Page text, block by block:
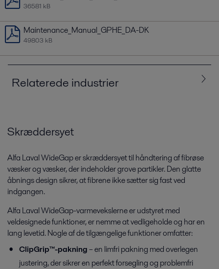
36581 kB
Maintenance_Manual_GPHE_DA-DK
49803 kB
Relaterede industrier
Pulp og papir Vand- og affaldsbehandling
Skræddersyet
Alfa Laval WideGap er skræddersyet til håndtering af fibrøse
væskerog væsker, der indeholder grove partikler. Den glatte
åbnings design sikrer, at fibrene ikke sætter sig fast ved
indgangen.
Alfa Laval WideGap-varmevekslerne er udstyret med
veldesignede funktioner, er nemme at vedligeholde og har en
lang levetid. Nogle af de tilgængelige funktioner omfatter:
ClipGrip™-pakning– en limfri pakning med overlegen
justering, der sikrer en perfekt forsegling og problemfri